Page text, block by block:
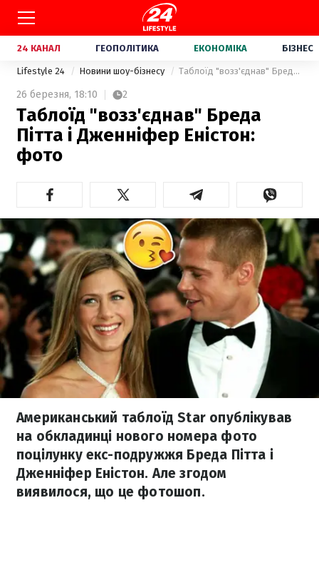
24 КАНАЛ ГЕОПОЛІТИКА ЕКОНОМІКА БІЗНЕС
Lifestyle 24 Новини шоу-бізнесу Таблоїд "возз'єднав" Бреда Пітта і Дженніфер Еністон: фото
26 березня, 18:10 2
Таблоїд "возз'єднав" Бреда
Пітта і Дженніфер Еністон:
фото
Американський таблоїд Star опублікував
на обкладинці нового номера фото
поцілунку екс-подружжя Бреда Пітта і
Дженніфер Еністон. Але згодом
виявилося, що це фотошоп.